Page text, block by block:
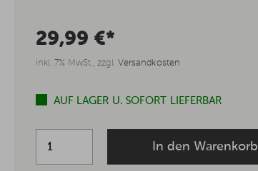
29,99 €*
inkl. 7% MwSt., zzgl. Versandkosten
AUF LAGER U. SOFORT LIEFERBAR
In den Warenkorb